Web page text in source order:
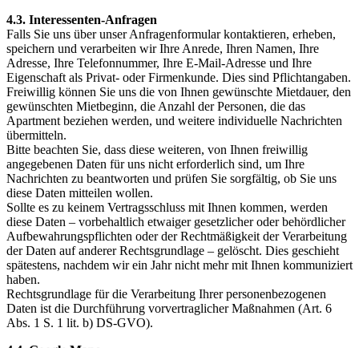
4.3. Interessenten-Anfragen
Falls Sie uns über unser Anfragenformular kontaktieren, erheben,
speichern und verarbeiten wir Ihre Anrede, Ihren Namen, Ihre
Adresse, Ihre Telefonnummer, Ihre E-Mail-Adresse und Ihre
Eigenschaft als Privat- oder Firmenkunde. Dies sind Pflichtangaben.
Freiwillig können Sie uns die von Ihnen gewünschte Mietdauer, den
gewünschten Mietbeginn, die Anzahl der Personen, die das
Apartment beziehen werden, und weitere individuelle Nachrichten
übermitteln.
Bitte beachten Sie, dass diese weiteren, von Ihnen freiwillig
angegebenen Daten für uns nicht erforderlich sind, um Ihre
Nachrichten zu beantworten und prüfen Sie sorgfältig, ob Sie uns
diese Daten mitteilen wollen.
Sollte es zu keinem Vertragsschluss mit Ihnen kommen, werden
diese Daten – vorbehaltlich etwaiger gesetzlicher oder behördlicher
Aufbewahrungspflichten oder der Rechtmäßigkeit der Verarbeitung
der Daten auf anderer Rechtsgrundlage – gelöscht. Dies geschieht
spätestens, nachdem wir ein Jahr nicht mehr mit Ihnen kommuniziert
haben.
Rechtsgrundlage für die Verarbeitung Ihrer personenbezogenen
Daten ist die Durchführung vorvertraglicher Maßnahmen (Art. 6
Abs. 1 S. 1 lit. b) DS-GVO).